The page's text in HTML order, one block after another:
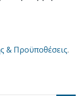
& Προϋποθέσεις.